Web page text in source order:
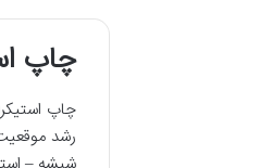
چاپ
چاپ
رشد